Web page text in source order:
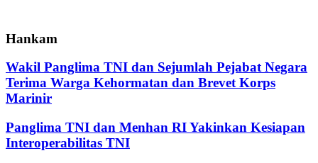
Hankam
Wakil Panglima TNI dan Sejumlah Pejabat Negara
Terima Warga Kehormatan dan Brevet Korps
Marinir
Panglima TNI dan Menhan RI Yakinkan Kesiapan
Interoperabilitas TNI